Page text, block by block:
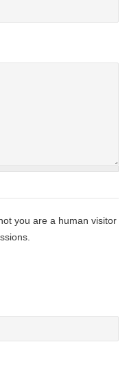
you are a human visitor